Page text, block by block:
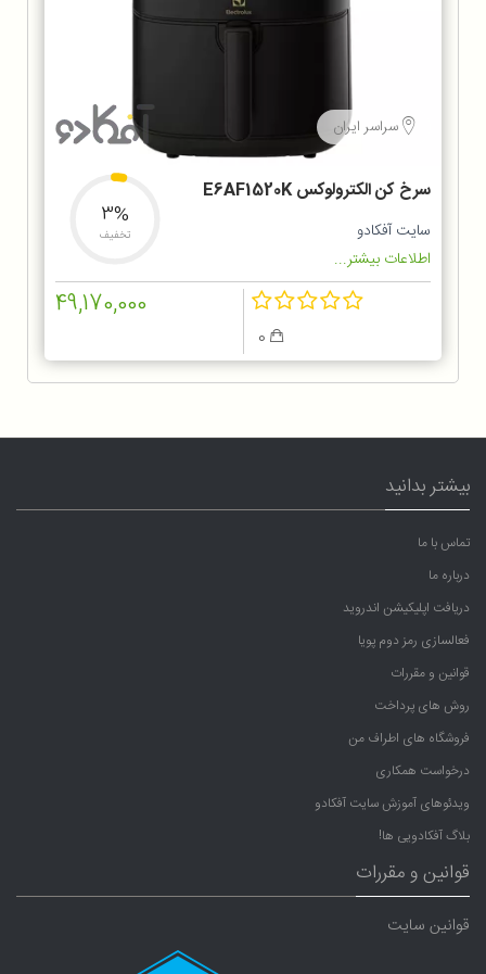
سراسر ایران
سرخ کن الکترولوکس E6AF1520K
سایت آفکادو
اطلاعات بیشتر...
3%
تخفیف
49,170,000
بیشتر بدانید
تماس با ما
درباره ما
دریافت اپلیکیشن اندروید
فعالسازی رمز دوم پویا
قوانین و مقررات
روش های پرداخت
فروشگاه های اطراف من
درخواست همکاری
ویدئوهای آموزش سایت آفکادو
بلاگ آفکادویی ها!
قوانین و مقررات
قوانین سایت